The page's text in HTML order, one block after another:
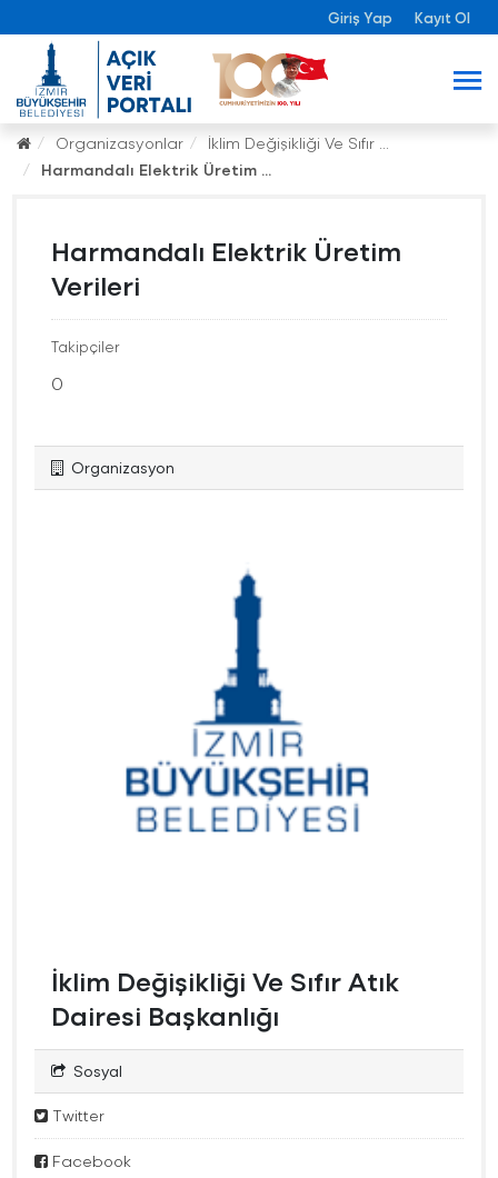
Giriş Yap Kayıt Ol
Organizasyonlar
İklim Değişikliği Ve Sıfır ...
Harmandalı Elektrik Üretim ...
Harmandalı Elektrik Üretim
Verileri
Takipçiler
0
Organizasyon
İklim Değişikliği Ve Sıfır Atık
Dairesi Başkanlığı
Sosyal
Twitter
Facebook